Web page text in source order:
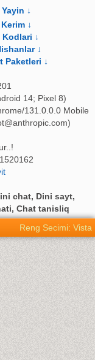
↓
↓
Kodlari ↓
↓
Paketleri ↓
14; Pixel 8)
131.0.0.0 Mobile
)
chat, Dini sayt,
Chat tanisliq
Reng Secimi: Vista